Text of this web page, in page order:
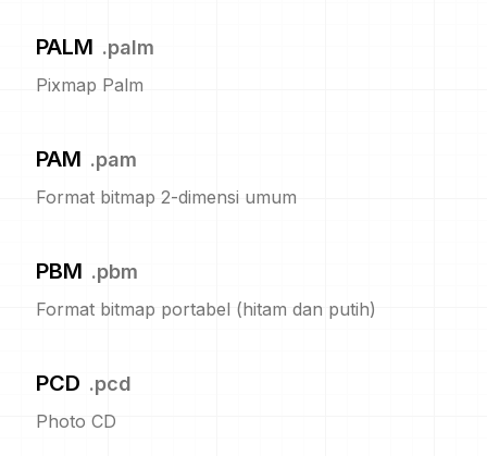
PALM .palm
Pixmap Palm
PAM .pam
Format bitmap 2-dimensi umum
PBM .pbm
Format bitmap portabel (hitam dan putih)
PCD .pcd
Photo CD